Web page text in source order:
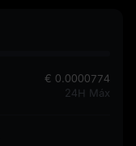
€ 0.0000774
24H Máx